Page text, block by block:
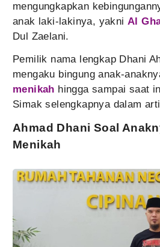
mengungkapkan
anak laki-lakinya, yakni Al
Dul Zaelani.
Pemilik nama lengkap Dhani
mengaku bingung anak-
menikah hingga sampai saat
Simak selengkapnya dalam
Ahmad Dhani Soal
Menikah